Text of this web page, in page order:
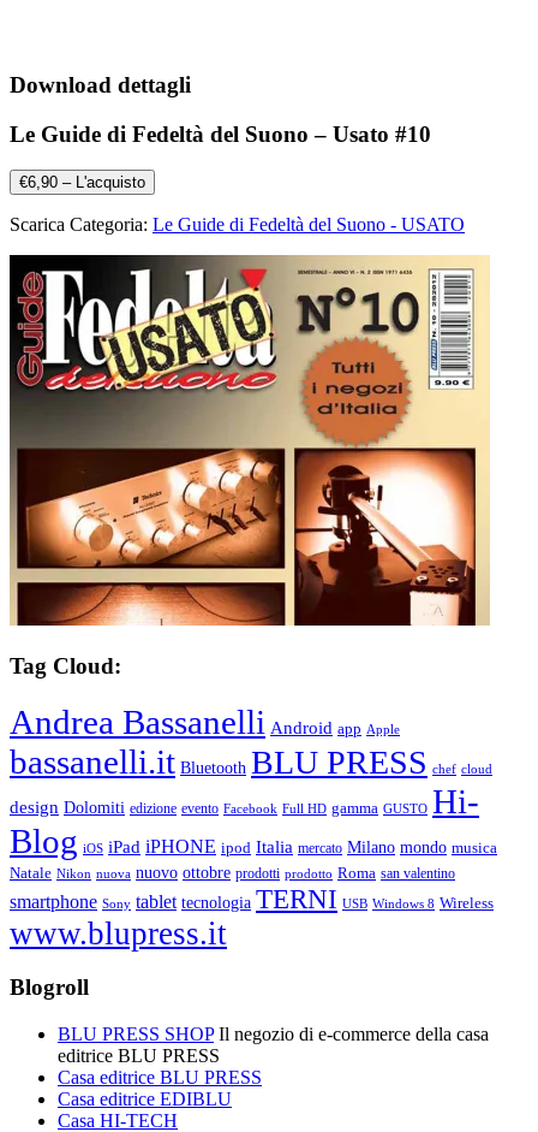
Download dettagli
Le Guide di Fedeltà del Suono – Usato #10
€6,90 – L'acquisto
Scarica Categoria: Le Guide di Fedeltà del Suono - USATO
Tag Cloud:
Andrea Bassanelli Android app Apple
bassanelli.it Bluetooth BLU PRESS chef cloud
design Dolomiti edizione evento Facebook Full HD gamma GUSTO Hi-
Blog iOS iPad iPHONE ipod Italia mercato Milano mondo musica
Natale Nikon nuova nuovo ottobre prodotti prodotto Roma san valentino
smartphone Sony tablet tecnologia TERNI USB Windows 8 Wireless
www.blupress.it
Blogroll
BLU PRESS SHOPIl negozio di e-commerce della casa
editrice BLU PRESS
Casa editrice BLU PRESS
Casa editrice EDIBLU
Casa HI-TECH